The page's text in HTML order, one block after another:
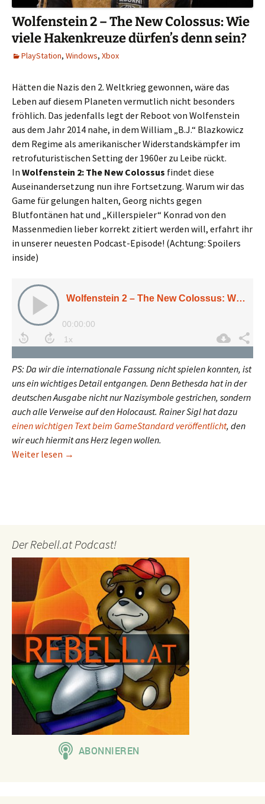
Wolfenstein 2 – The New Colossus: Wie
viele Hakenkreuze dürfen’s denn sein?
PlayStation, Windows, Xbox
Hätten die Nazis den 2. Weltkrieg gewonnen, wäre das
Leben auf diesem Planeten vermutlich nicht besonders
fröhlich. Das jedenfalls legt der Reboot von Wolfenstein
aus dem Jahr 2014 nahe, in dem William „B.J.“ Blazkowicz
dem Regime als amerikanischer Widerstandskämpfer im
retrofuturistischen Setting der 1960er zu Leibe rückt.
In Wolfenstein 2: The New Colossus findet diese
Auseinandersetzung nun ihre Fortsetzung. Warum wir das
Game für gelungen halten, Georg nichts gegen
Blutfontänen hat und „Killerspieler“ Konrad von den
Massenmedien lieber korrekt zitiert werden will, erfahrt ihr
in unserer neuesten Podcast-Episode! (Achtung: Spoilers
inside)
PS: Da wir die internationale Fassung nicht spielen konnten, ist
uns ein wichtiges Detail entgangen. Denn Bethesda hat in der
deutschen Ausgabe nicht nur Nazisymbole gestrichen, sondern
auch alle Verweise auf den Holocaust. Rainer Sigl hat dazu
einen wichtigen Text beim GameStandard veröffentlicht, den
wir euch hiermit ans Herz legen wollen.
Weiter lesen Wolfenstein 2 – The New Colossus: Wie viele
→
Der Rebell.at Podcast!